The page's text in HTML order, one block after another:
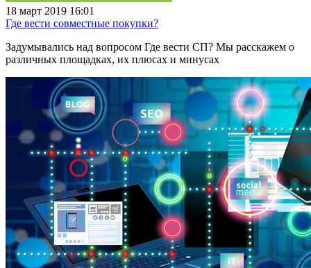
18 март 2019 16:01
Где вести совместные покупки?
Задумывались над вопросом Где вести СП? Мы расскажем о
различных площадках, их плюсах и минусах